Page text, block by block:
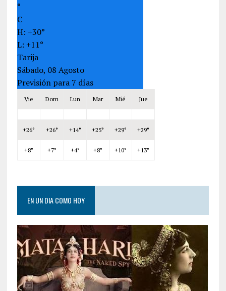
°
C
H: +30°
L: +11°
Tarija
Sábado, 08 Agosto
Previsión para 7 días
Vie Dom Lun Mar Mié Jue
+26° +26° +14° +25° +29° +29°
+8° +7° +4° +8° +10° +13°
EN UN DIA COMO HOY